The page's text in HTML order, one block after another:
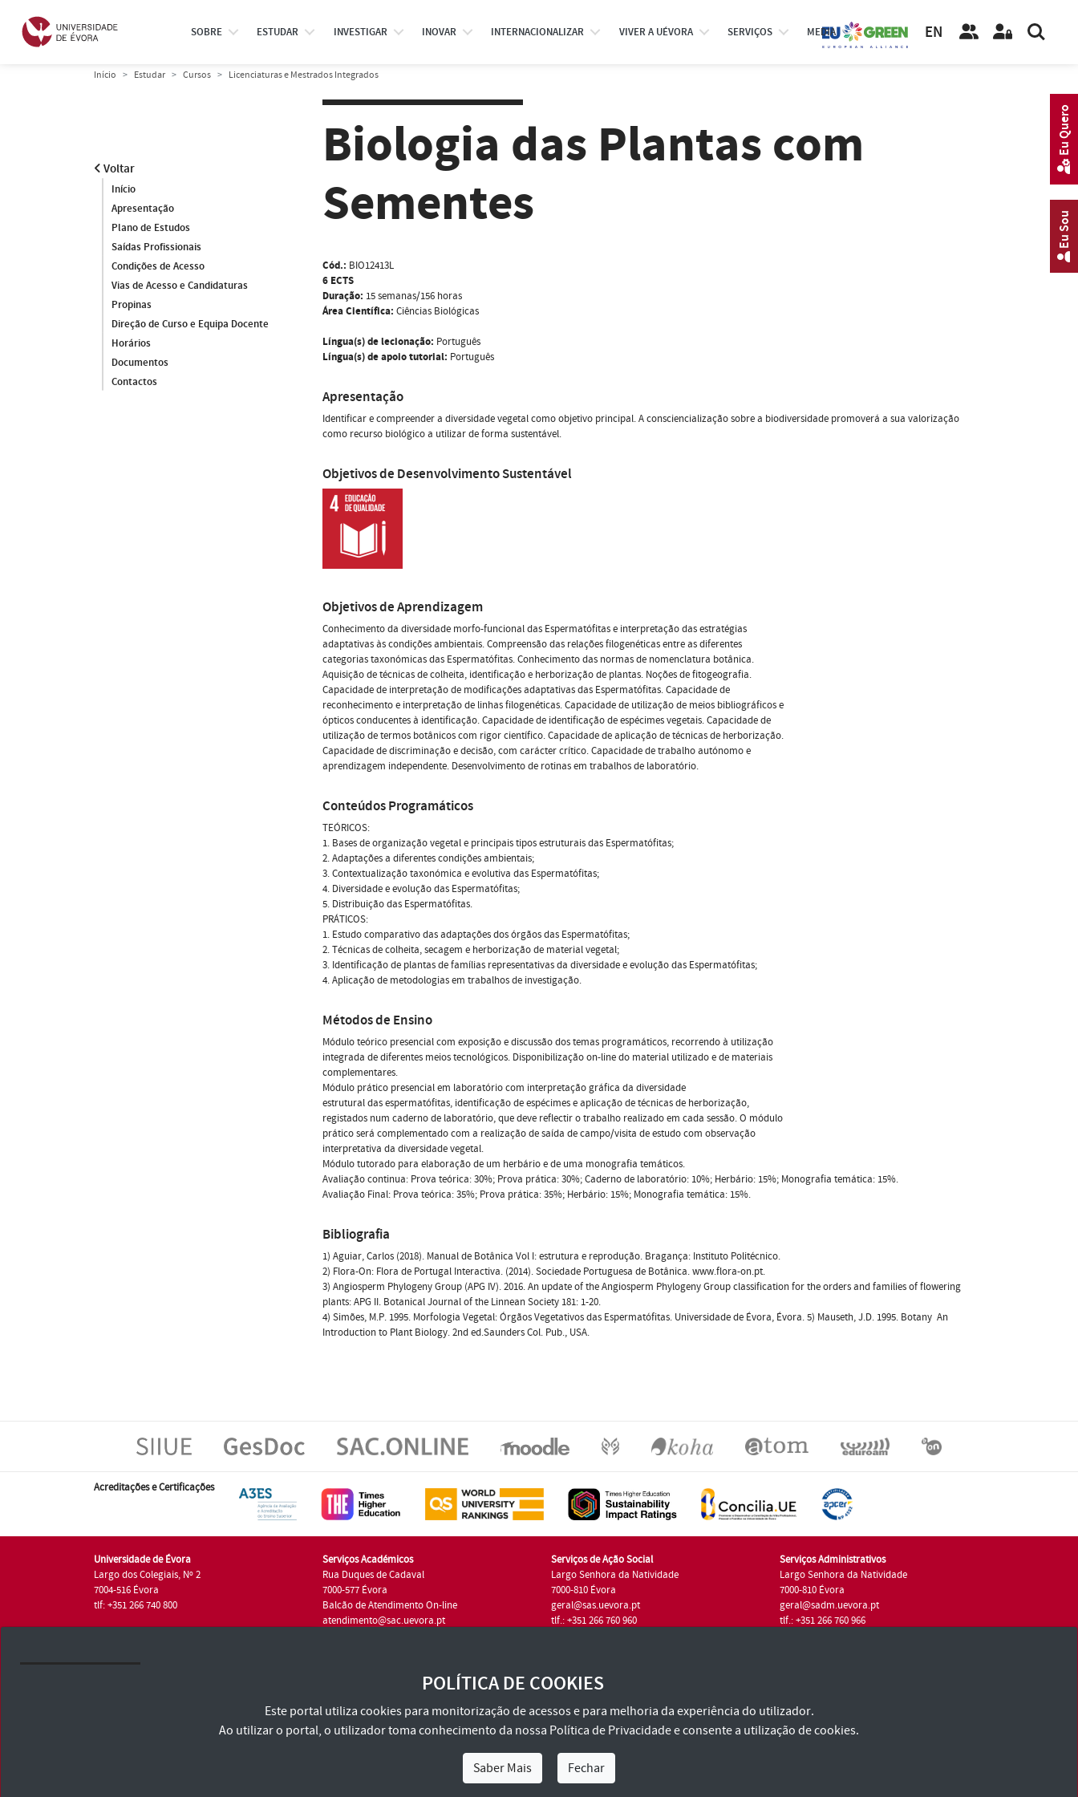
SOBRE ESTUDAR INVESTIGAR INOVAR INTERNACIONALIZAR VIVER A UÉVORA SERVIÇOS MEDIA EN
Início Estudar Cursos Licenciaturas e Mestrados Integrados
Voltar
Início
Apresentação
Plano de Estudos
Saídas Profissionais
Condições de Acesso
Vias de Acesso e Candidaturas
Propinas
Direção de Curso e Equipa Docente
Horários
Documentos
Contactos
Biologia das Plantas com
Sementes
Cód.: BIO12413L
6 ECTS
Duração: 15 semanas/156 horas
Área Científica: Ciências Biológicas
Língua(s) de lecionação: Português
Língua(s) de apoio tutorial: Português
Apresentação
Identificar e compreender a diversidade vegetal como objetivo principal. A consciencialização sobre a biodiversidade promoverá a sua valorização
como recurso biológico a utilizar de forma sustentável.
Objetivos de Desenvolvimento Sustentável
Objetivos de Aprendizagem
Conhecimento da diversidade morfo-funcional das Espermatófitas e interpretação das estratégias
adaptativas às condições ambientais. Compreensão das relações filogenéticas entre as diferentes
categorias taxonómicas das Espermatófitas. Conhecimento das normas de nomenclatura botânica.
Aquisição de técnicas de colheita, identificação e herborização de plantas. Noções de fitogeografia.
Capacidade de interpretação de modificações adaptativas das Espermatófitas. Capacidade de
reconhecimento e interpretação de linhas filogenéticas. Capacidade de utilização de meios bibliográficos e
ópticos conducentes à identificação. Capacidade de identificação de espécimes vegetais. Capacidade de
utilização de termos botânicos com rigor científico. Capacidade de aplicação de técnicas de herborização.
Capacidade de discriminação e decisão, com carácter crítico. Capacidade de trabalho autónomo e
aprendizagem independente. Desenvolvimento de rotinas em trabalhos de laboratório.
Conteúdos Programáticos
TEÓRICOS:
1. Bases de organização vegetal e principais tipos estruturais das Espermatófitas;
2. Adaptações a diferentes condições ambientais;
3. Contextualização taxonómica e evolutiva das Espermatófitas;
4. Diversidade e evolução das Espermatófitas;
5. Distribuição das Espermatófitas.
PRÁTICOS:
1. Estudo comparativo das adaptações dos órgãos das Espermatófitas;
2. Técnicas de colheita, secagem e herborização de material vegetal;
3. Identificação de plantas de famílias representativas da diversidade e evolução das Espermatófitas;
4. Aplicação de metodologias em trabalhos de investigação.
Métodos de Ensino
Módulo teórico presencial com exposição e discussão dos temas programáticos, recorrendo à utilização
integrada de diferentes meios tecnológicos. Disponibilização on-line do material utilizado e de materiais
complementares.
Módulo prático presencial em laboratório com interpretação gráfica da diversidade
estrutural das espermatófitas, identificação de espécimes e aplicação de técnicas de herborização,
registados num caderno de laboratório, que deve reflectir o trabalho realizado em cada sessão. O módulo
prático será complementado com a realização de saída de campo/visita de estudo com observação
interpretativa da diversidade vegetal.
Módulo tutorado para elaboração de um herbário e de uma monografia temáticos.
Avaliação continua: Prova teórica: 30%; Prova prática: 30%; Caderno de laboratório: 10%; Herbário: 15%; Monografia temática: 15%.
Avaliação Final: Prova teórica: 35%; Prova prática: 35%; Herbário: 15%; Monografia temática: 15%.
Bibliografia
1) Aguiar, Carlos (2018). Manual de Botânica Vol I: estrutura e reprodução. Bragança: Instituto Politécnico.
2) Flora-On: Flora de Portugal Interactiva. (2014). Sociedade Portuguesa de Botânica. www.flora-on.pt.
3) Angiosperm Phylogeny Group (APG IV). 2016. An update of the Angiosperm Phylogeny Group classification for the orders and families of flowering
plants: APG II. Botanical Journal of the Linnean Society 181: 1-20.
4) Simões, M.P. 1995. Morfologia Vegetal: Órgãos Vegetativos das Espermatófitas. Universidade de Évora, Évora. 5) Mauseth, J.D. 1995. Botany  An
Introduction to Plant Biology. 2nd ed.Saunders Col. Pub., USA.
Acreditações e Certificações
Universidade de Évora
Largo dos Colegiais, Nº 2
7004-516 Évora
tlf: +351 266 740 800
Serviços Académicos
Rua Duques de Cadaval
7000-577 Évora
Balcão de Atendimento On-line
atendimento@sac.uevora.pt
Serviços de Ação Social
Largo Senhora da Natividade
7000-810 Évora
geral@sas.uevora.pt
tlf.: +351 266 760 960
Serviços Administrativos
Largo Senhora da Natividade
7000-810 Évora
geral@sadm.uevora.pt
tlf.: +351 266 760 966
Consulte os Termos e Condições e Política de Privacidade
Eu Sou
Eu Quero
POLÍTICA DE COOKIES
Este portal utiliza cookies para monitorização de acessos e para melhoria da experiência do utilizador.
Ao utilizar o portal, o utilizador toma conhecimento da nossa Política de Privacidadee consente a utilização de cookies.
Saber Mais Fechar